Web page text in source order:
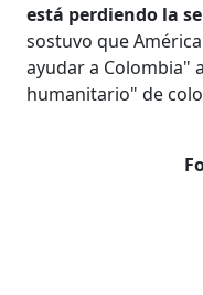
está perdiendo la
sostuvo que
ayudar a Colombia"
humanitario" de